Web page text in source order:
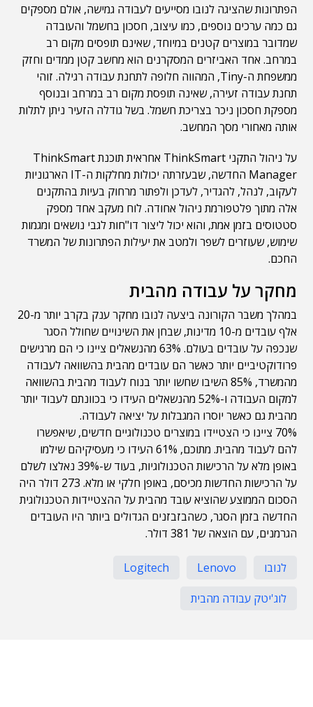
הפתרונות שהציגה לנובו מסייעים לעבודה גמישה, אולם מספקים
גם כמה ערכים נוספים, כמו עיצוב, חסכון בחשמל והעובדה
שמדובר במוצרים קטנים במיוחד, שאינם תופסים מקום רב
במרחב. אחד האביזרים המסקרנים הוא מחשב קטן ממדים וחזק
ממשפחת ה-Tiny, המהווה חלופה לתחנת עבודה רגילה. זוהי
תחנת עבודה זעירה, שאינה תופסת מקום רב במרחב ובנוסף
מספקת חסכון ניכר בצריכת חשמל. בשל גודלה הזעיר ניתן לתלות
אותה מאחורי מסך המחשב.
על ניהול התקני ThinkSmart אחראית תוכנת ThinkSmart
Manager החדשה, שבעזרתה יכולות מחלקות ה-IT הארגוניות
לעקוב, לנהל, להגדיר, לעדכן ולפתור מרחוק בעיות בהתקנים
אלה מתוך פלטפורמת ניהול אחודה. לוח מעקב אחד מספק
סטטוסים בזמן אמת, והוא יכול ליצור דו"חות לגבי נושאים ומגמות
שימוש, שעוזרים לשפר ולמטב את יעילות הפתרונות של המשרד
החכם.
מחקר על עבודה מהבית
במהלך משבר הקורונה ביצעה לנובו מחקר ענק בקרב יותר מ-20
אלף עובדים מ-10 מדינות, שבחן את השינויים שחולל הסגר
שנכפה על עובדים בעולם. 63% מהנשאלים ציינו כי הם מרגישים
פרודוקטיביים יותר כאשר הם עובדים מהבית בהשוואה לעבודה
מהמשרד, 85% השיבו שחשו יותר בנוח לעבוד מהבית בהשוואה
למקום העבודה ו-52% מהנשאלים העידו כי בכוונתם לעבוד יותר
מהבית גם כאשר יוסרו המגבלות על יציאה לעבודה.
70% ציינו כי הצטיידו במוצרים טכנולוגיים חדשים, שיאפשרו
להם לעבוד מהבית. מתוכם, 61% העידו כי מעסיקיהם שילמו
באופן מלא על הרכישות הטכנולוגיות, בעוד ש-39% נאלצו לשלם
על הרכישות החדשות מכיסם, באופן חלקי או מלא. 273 דולר היה
הסכום הממוצע שהוציא עובד מהבית על ההצטיידות הטכנולוגית
החדשה בזמן הסגר, כשהבזבזנים הגדולים ביותר היו העובדים
הגרמנים, עם הוצאה של 381 דולר.
לנובו Lenovo
Logitech
לוג'יטק עבודה מהבית